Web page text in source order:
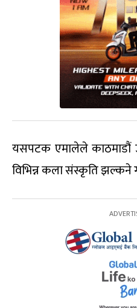
यसपटक एमालेले काठमाडौं
विभिन्न कला संस्कृति झल्कने